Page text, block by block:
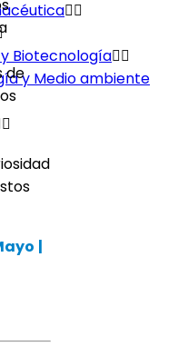
Biotecnología
y Medio ambiente
de
|